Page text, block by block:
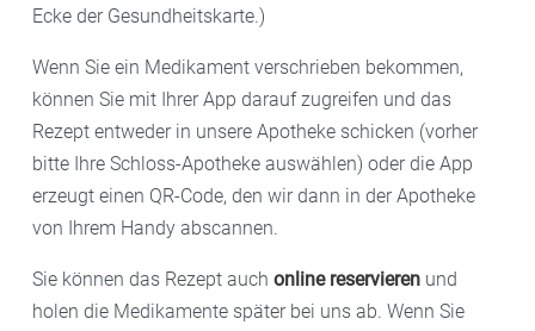
Ecke der Gesundheitskarte.)
Wenn Sie ein Medikament verschrieben bekommen,
können Sie mit Ihrer App darauf zugreifen und das
Rezept entweder in unsere Apotheke schicken (vorher
bitte Ihre Schloss-Apotheke auswählen) oder die App
erzeugt einen QR-Code, den wir dann in der Apotheke
von Ihrem Handy abscannen.
Sie können das Rezept auch online reservieren und
holen die Medikamente später bei uns ab. Wenn Sie